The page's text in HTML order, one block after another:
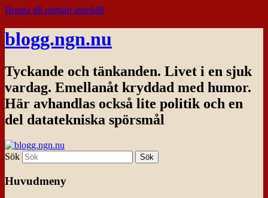
Hoppa till primärt innehåll
blogg.ngn.nu
Tyckande och tänkanden. Livet i en sjuk
vardag. Emellanåt kryddad med humor.
Här avhandlas också lite politik och en
del datatekniska spörsmål
Sök
Huvudmeny